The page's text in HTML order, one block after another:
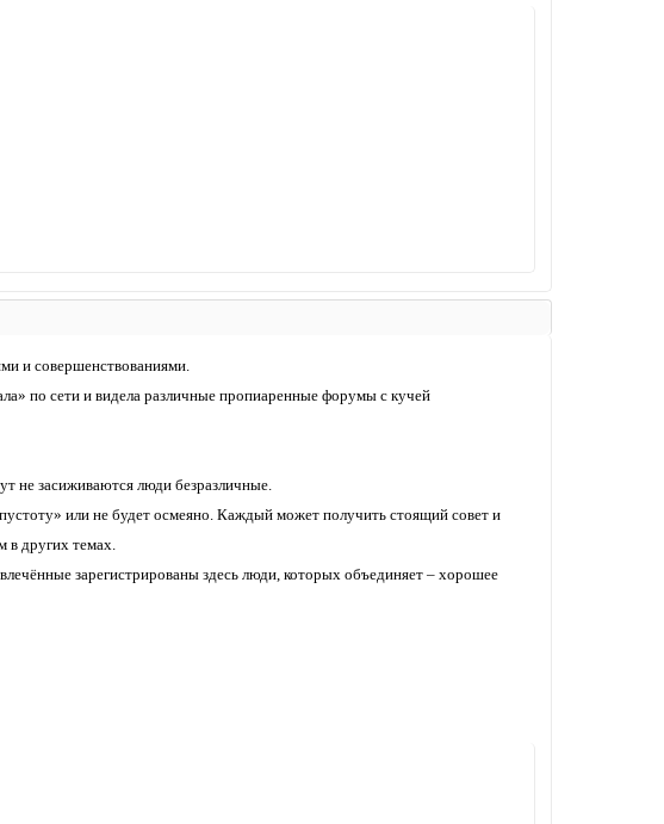
и совершенствованиями.
по сети и видела различные пропиаренные форумы с кучей
не засиживаются люди безразличные.
или не будет осмеяно. Каждый может получить стоящий совет и
в других темах.
зарегистрированы здесь люди, которых объединяет – хорошее